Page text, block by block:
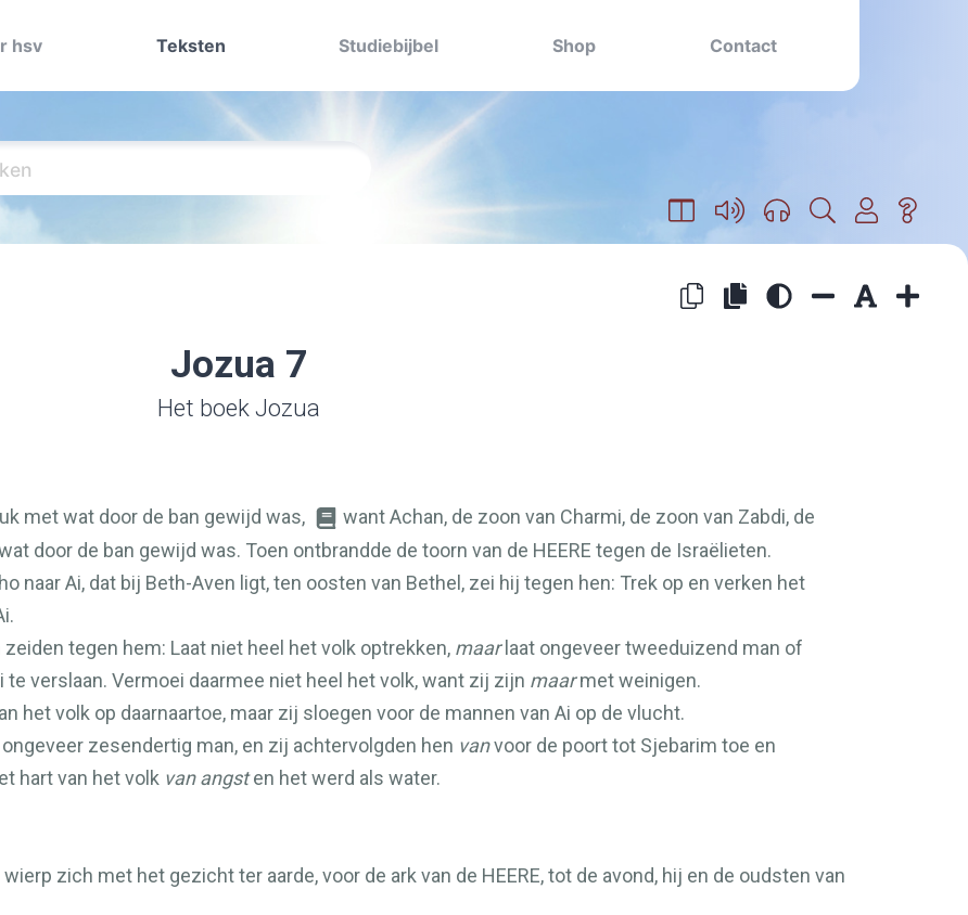
hsv Teksten Studiebijbel Shop Contact
Jozua 7
Het boek Jozua
met wat door de ban gewijd was,
want Achan, de zoon van Charmi, de zoon van Zabdi, de
door de ban gewijd was. Toen ontbrandde de toorn van de HEERE tegen de Israëlieten.
naar Ai, dat bij Beth-Aven ligt, ten oosten van Bethel, zei hij tegen hen: Trek op en verken het
tegen hem: Laat niet heel het volk optrekken, maarlaat ongeveer tweeduizend man of
verslaan. Vermoei daarmee niet heel het volk, want zij zijn maarmet weinigen.
het volk op daarnaartoe, maar zij sloegen voor de mannen van Ai op de vlucht.
zesendertig man, en zij achtervolgden hen vanvoor de poort tot Sjebarim toe en
hart van het volk van angsten het werd als water.
zich met het gezicht ter aarde, voor de ark van de HEERE, tot de avond, hij en de oudsten van